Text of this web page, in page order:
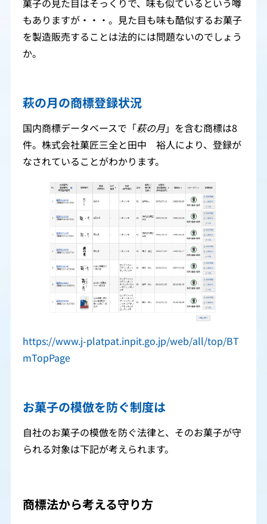
もありますが・・・。見た目も味も酷似するお菓子
を製造販売することは法的には問題ないのでしょう
か。
萩の月の商標登録状況
国内商標データベースで「萩の月」を含む商標は8
件。株式会社菓匠三全と田中 裕人により、登録が
なされていることがわかります。
https://www.j-platpat.inpit.go.jp/web/all/top/BT
mTopPage
お菓子の模倣を防ぐ制度は
自社のお菓子の模倣を防ぐ法律と、そのお菓子が守
られる対象は下記が考えられます。
商標法から考える守り方